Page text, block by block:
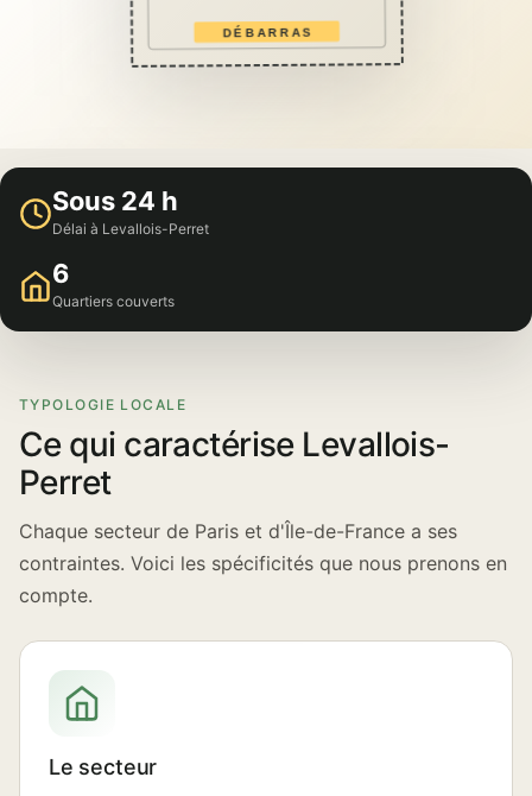
DÉBARRAS
Sous 24 h
Délai à Levallois-Perret
6
Quartiers couverts
TYPOLOGIE LOCALE
Ce qui caractérise Levallois-
Perret
Chaque secteur de Paris et d'Île-de-France a ses
contraintes. Voici les spécificités que nous prenons en
compte.
Le secteur